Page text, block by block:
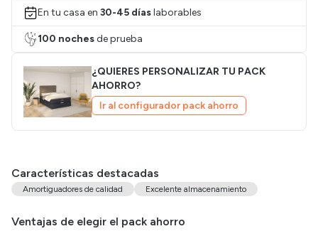
En tu casa en 30-45 díaslaborables
100 nochesde prueba
¿QUIERES PERSONALIZAR TU PACK
AHORRO?
Ir al configurador pack ahorro
Características destacadas
Amortiguadores de calidad Excelente almacenamiento
Ventajas de elegir el pack ahorro